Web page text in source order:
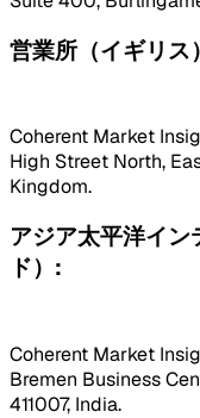
営業所（イギリス
Coherent Market
High Street North,
Kingdom.
アジア太平洋イ
ド）:
Coherent Market
Bremen Business
411007, India.